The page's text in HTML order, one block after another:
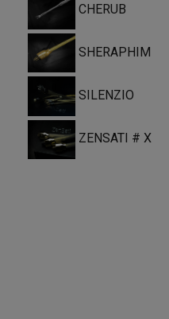
CHERUB
SHERAPHIM
SILENZIO
ZENSATI # X